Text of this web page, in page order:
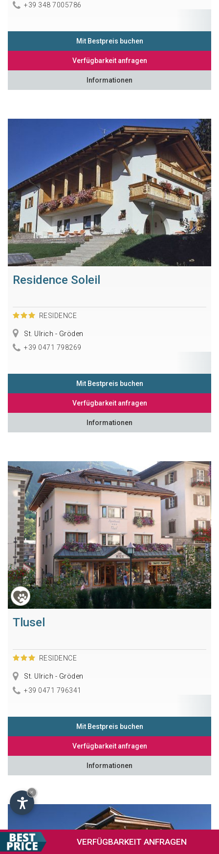
VERFÜGBARKEIT ANFRAGEN
+39 348 7005786
Mit Bestpreis buchen
Verfügbarkeit anfragen
Informationen
Residence Soleil
RESIDENCE
St. Ulrich - Gröden
+39 0471 798269
Mit Bestpreis buchen
Verfügbarkeit anfragen
Informationen
Tlusel
RESIDENCE
St. Ulrich - Gröden
+39 0471 796341
Mit Bestpreis buchen
Verfügbarkeit anfragen
Informationen
×